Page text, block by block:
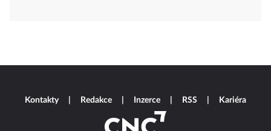
Kontakty Redakce Inzerce RSS Kariéra